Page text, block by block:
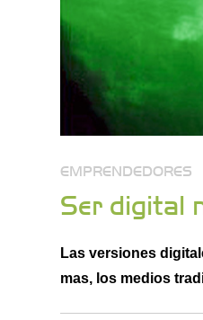
EMPRENDEDORES
Ser digital
Las versiones
mas, los medios